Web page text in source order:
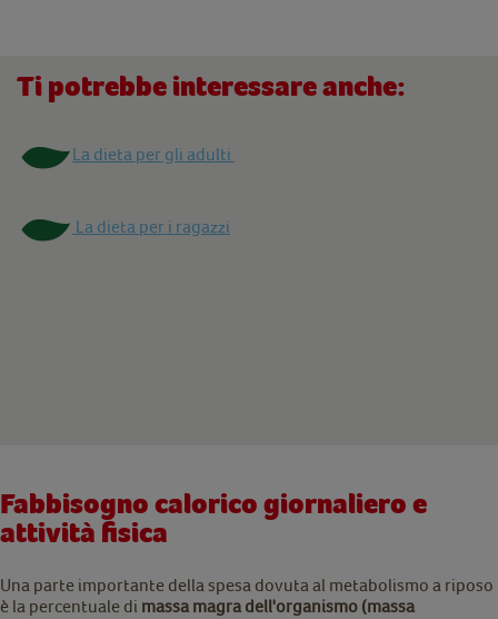
Ti potrebbe interessare anche:
La dieta per gli adulti
La dieta per i ragazzi
Fabbisogno calorico giornaliero e
attività fisica
Una parte importante della spesa dovuta al metabolismo a riposo
è la percentuale di massa magra dell'organismo (massa